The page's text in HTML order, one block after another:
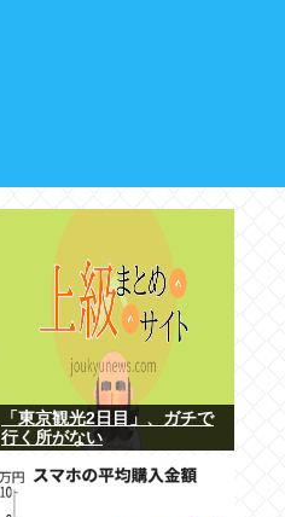
「東京観光2日目」、ガチで
行く所がない